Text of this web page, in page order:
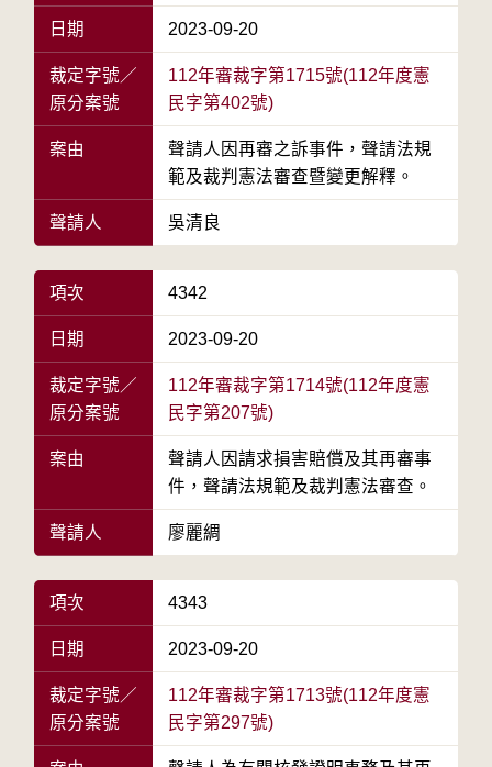
日期 2023-09-20
裁定字號／
原分案號
112年審裁字第1715號(112年度憲
民字第402號)
案由
聲請人因再審之訴事件，聲請法規
範及裁判憲法審查暨變更解釋。
聲請人 吳清良
項次 4342
日期 2023-09-20
裁定字號／
原分案號
112年審裁字第1714號(112年度憲
民字第207號)
案由
聲請人因請求損害賠償及其再審事
件，聲請法規範及裁判憲法審查。
聲請人 廖麗綢
項次 4343
日期 2023-09-20
裁定字號／
原分案號
112年審裁字第1713號(112年度憲
民字第297號)